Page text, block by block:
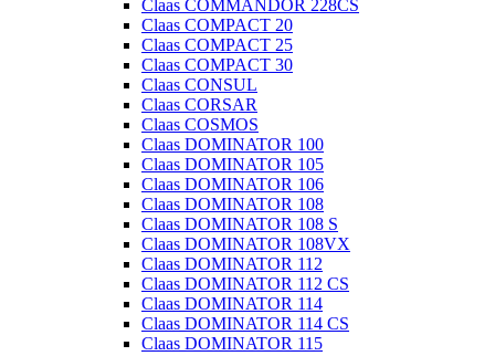
Claas COMMANDOR 228CS
Claas COMPACT 20
Claas COMPACT 25
Claas COMPACT 30
Claas CONSUL
Claas CORSAR
Claas COSMOS
Claas DOMINATOR 100
Claas DOMINATOR 105
Claas DOMINATOR 106
Claas DOMINATOR 108
Claas DOMINATOR 108 S
Claas DOMINATOR 108VX
Claas DOMINATOR 112
Claas DOMINATOR 112 CS
Claas DOMINATOR 114
Claas DOMINATOR 114 CS
Claas DOMINATOR 115